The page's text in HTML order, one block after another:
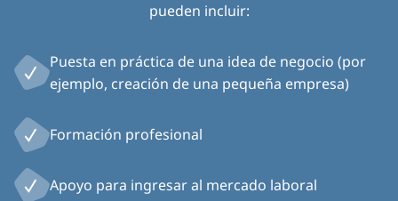
pueden incluir:
Puesta en práctica de una idea de negocio (por
ejemplo, creación de una pequeña empresa)
Formación profesional
Apoyo para ingresar al mercado laboral